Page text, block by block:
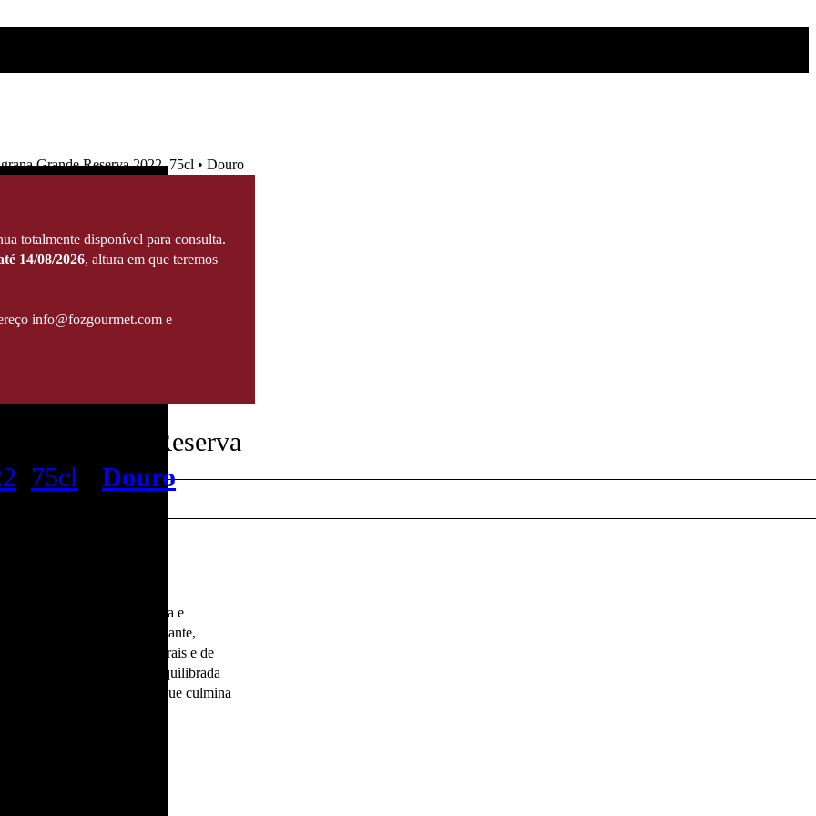
Grande Reserva 2022, 75cl • Douro
totalmente disponível para consulta.
14/08/2026, altura em que teremos
info@fozgourmet.com e
Grande Reserva
75cl •Douro
o apogeu da excelência e
exibe um nariz elegante,
e toranja, aliados a notas florais e de
vibrante perfeitamente equilibrada
verdadeira joia enológica que culmina